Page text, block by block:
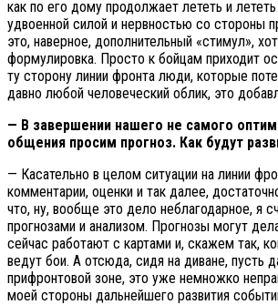
как по его дому продолжает лететь и
удвоенной силой и нервностью со стороны
это, наверное, дополнительный «стимул»,
формулировка. Просто к бойцам приходит
ту сторону линии фронта люди, которые
давно любой человеческий облик, это
— В завершении нашего не самого
общения просим прогноз. Как будут
— Касательно в целом ситуации на линии
комментарии, оценки и так далее,
что, ну, вообще это дело неблагодарное, я
прогнозами и анализом. Прогнозы могут
сейчас работают с картами и, скажем так,
ведут бои. А отсюда, сидя на диване, пусть
прифронтовой зоне, это уже немножко
моей стороны дальнейшего развития